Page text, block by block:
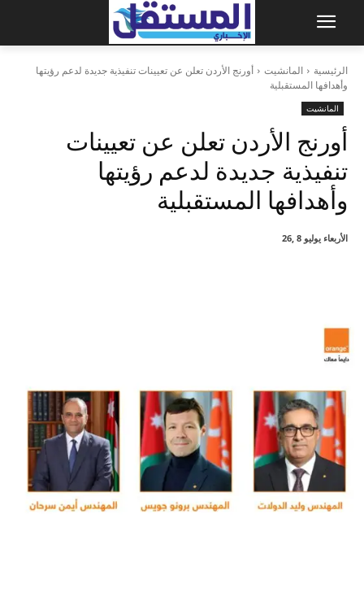
الرئيسية المانشيت
أورنج الأردن تعلن عن تعيينات تنفيذية جديدة لدعم رؤيتها
وأهدافها المستقبلية
المانشيت
أورنج الأردن تعلن عن تعيينات
تنفيذية جديدة لدعم رؤيتها
وأهدافها المستقبلية
الأربعاء يوليو 8 ,26